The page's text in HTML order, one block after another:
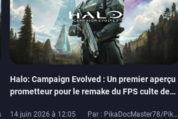
Halo: Campaign Evolved : Un premier aperçu
prometteur pour le remake du FPS culte des
14 juin 2026 à 12:05 Par : PikaDocMaster78/PikaDoc42